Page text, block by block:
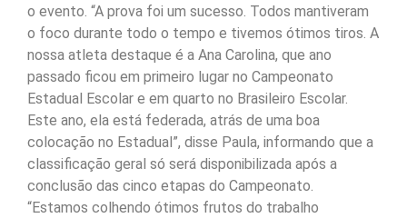
o evento. “A prova foi um sucesso. Todos mantiveram
o foco durante todo o tempo e tivemos ótimos tiros. A
nossa atleta destaque é a Ana Carolina, que ano
passado ficou em primeiro lugar no Campeonato
Estadual Escolar e em quarto no Brasileiro Escolar.
Este ano, ela está federada, atrás de uma boa
colocação no Estadual”, disse Paula, informando que a
classificação geral só será disponibilizada após a
conclusão das cinco etapas do Campeonato.
“Estamos colhendo ótimos frutos do trabalho